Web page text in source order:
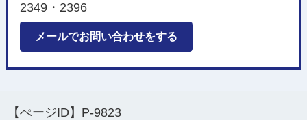
2349・2396
メールでお問い合わせをする
【ぺージID】 P-9823